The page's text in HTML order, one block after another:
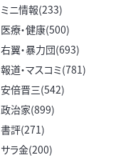
ミニ情報(233)
医療・健康(500)
右翼・暴力団(693)
報道・マスコミ(781)
安倍晋三(542)
政治家(899)
書評(271)
サラ金(200)